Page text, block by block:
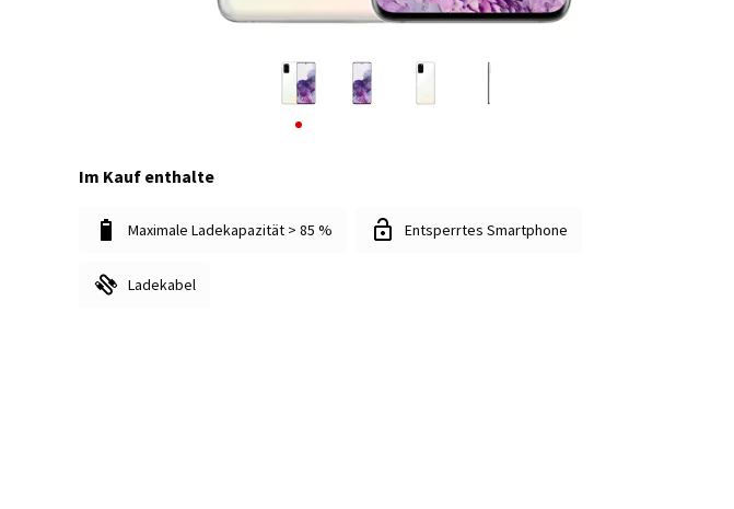
Im Kauf enthalte
Maximale Ladekapazität > 85 % Entsperrtes Smartphone
Ladekabel